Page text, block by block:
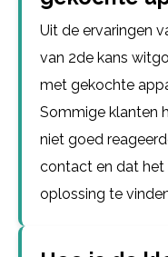
Uit de ervaringen
van 2de kans
met gekochte
Sommige klanten
niet goed
contact en dat het
oplossing te